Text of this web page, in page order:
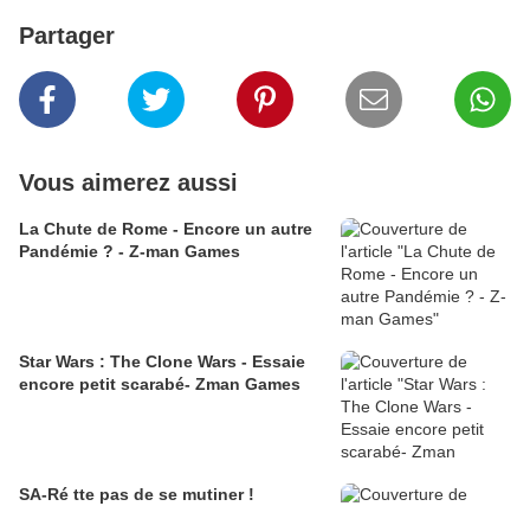
Partager
Vous aimerez aussi
La Chute de Rome - Encore un autre
Pandémie ? - Z-man Games
Star Wars : The Clone Wars - Essaie
encore petit scarabé- Zman Games
SA-Ré tte pas de se mutiner !